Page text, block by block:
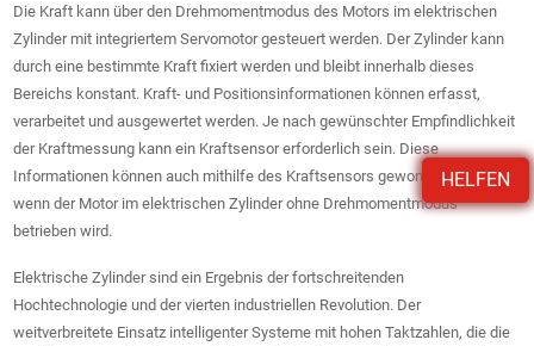
HELFEN
Die Kraft kann über den Drehmomentmodus des Motors im elektrischen
Zylinder mit integriertem Servomotor gesteuert werden. Der Zylinder kann
durch eine bestimmte Kraft fixiert werden und bleibt innerhalb dieses
Bereichs konstant. Kraft- und Positionsinformationen können erfasst,
verarbeitet und ausgewertet werden. Je nach gewünschter Empfindlichkeit
der Kraftmessung kann ein Kraftsensor erforderlich sein. Diese
Informationen können auch mithilfe des Kraftsensors gewonnen werden,
wenn der Motor im elektrischen Zylinder ohne Drehmomentmodus
betrieben wird.
Elektrische Zylinder sind ein Ergebnis der fortschreitenden
Hochtechnologie und der vierten industriellen Revolution. Der
weitverbreitete Einsatz intelligenter Systeme mit hohen Taktzahlen, die die